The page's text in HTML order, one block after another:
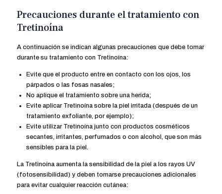
Precauciones durante el tratamiento con
Tretinoína
A continuación se indican algunas precauciones que debe tomar
durante su tratamiento con Tretinoína:
Evite que el producto entre en contacto con los ojos, los
párpados o las fosas nasales;
No aplique el tratamiento sobre una herida;
Evite aplicar Tretinoína sobre la piel irritada (después de un
tratamiento exfoliante, por ejemplo);
Evite utilizar Tretinoína junto con productos cosméticos
secantes, irritantes, perfumados o con alcohol, que son más
sensibles para la piel.
La Tretinoína aumenta la sensibilidad de la piel a los rayos UV
(fotosensibilidad) y deben tomarse precauciones adicionales
para evitar cualquier reacción cutánea: